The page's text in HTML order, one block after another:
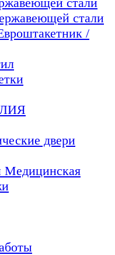
стали
/
двери
Медицинская